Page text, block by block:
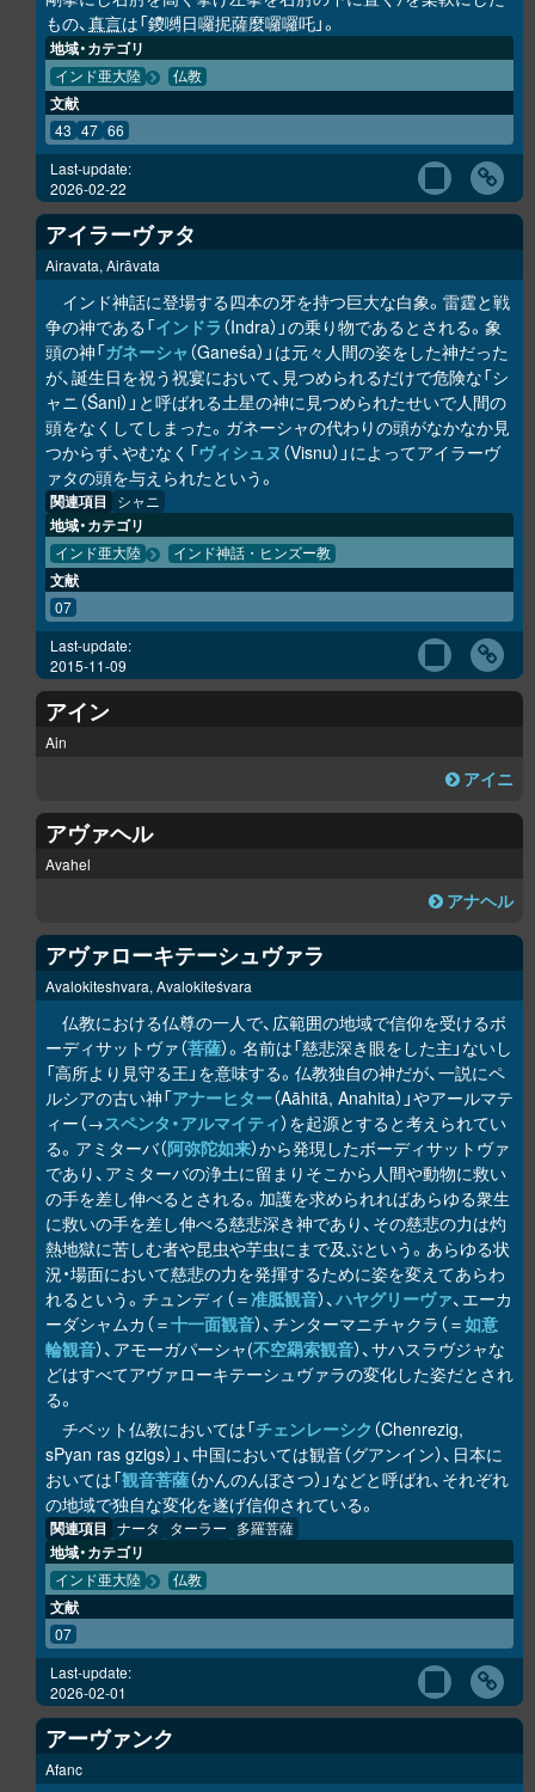
もの、真言は「鑁嚩日囉抳薩麼囉囉吒」。
地域・カテゴリ
インド亜大陸 仏教
文献
43 47 66
Last-update:
2026-02-22
アイラーヴァタ
Airavata, Airāvata
インド神話に登場する四本の牙を持つ巨大な白象。雷霆と戦
争の神である「インドラ （Indra）」の乗り物であるとされる。象
頭の神「ガネーシャ（Ganeśa）」は元々人間の姿をした神だった
が、誕生日を祝う祝宴において、見つめられるだけで危険な「シ
ャニ（Śani）」と呼ばれる土星の神に見つめられたせいで人間の
頭をなくしてしまった。ガネーシャの代わりの頭がなかなか見
つからず、やむなく「ヴィシュヌ （Visnu）」によってアイラーヴ
ァタの頭を与えられたという。
関連項目 シャニ
地域・カテゴリ
インド亜大陸 インド神話・ヒンズー教
文献
07
Last-update:
2015-11-09
アイン
Ain
アイニ
アヴァヘル
Avahel
アナヘル
アヴァローキテーシュヴァラ
Avalokiteshvara, Avalokiteśvara
仏教における仏尊の一人で、広範囲の地域で信仰を受けるボ
ーディサットヴァ（菩薩）。名前は「慈悲深き眼をした主」ないし
「高所より見守る王」を意味する。仏教独自の神だが、一説にペ
ルシアの古い神「アナーヒター（Aāhitā, Anahita）」やアールマテ
ィー（→スペンタ・アルマイティ）を起源とすると考えられてい
る。アミターバ（阿弥陀如来）から発現したボーディサットヴァ
であり、アミターバの浄土に留まりそこから人間や動物に救い
の手を差し伸べるとされる。加護を求められればあらゆる衆生
に救いの手を差し伸べる慈悲深き神であり、その慈悲の力は灼
熱地獄に苦しむ者や昆虫や芋虫にまで及ぶという。あらゆる状
況・場面において慈悲の力を発揮するために姿を変えてあらわ
れるという。チュンディ（＝准胝観音）、ハヤグリーヴァ、エーカ
ーダシャムカ（＝十一面観音）、チンターマニチャクラ（＝如意
輪観音）、アモーガパーシャ(不空羂索観音）、サハスラヴジャな
どはすべてアヴァローキテーシュヴァラの変化した姿だとされ
る。
チベット仏教においては「チェンレーシク （Chenrezig,
sPyan ras gzigs）」、中国においては観音（グアンイン）、日本に
おいては「観音菩薩（かんのんぼさつ）」などと呼ばれ、それぞれ
の地域で独自な変化を遂げ信仰されている。
関連項目 ナータ ターラー 多羅菩薩
地域・カテゴリ
インド亜大陸 仏教
文献
07
Last-update:
2026-02-01
アーヴァンク
Afanc